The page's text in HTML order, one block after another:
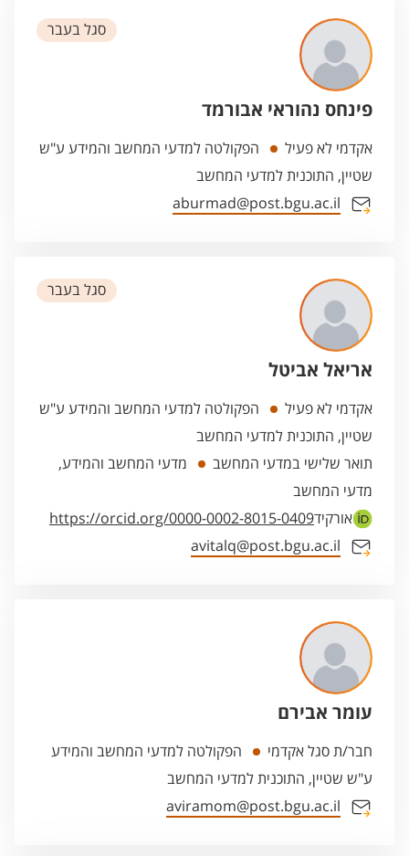
פינחס נהוראי אבורמד
סגל בעבר
אקדמי לא פעיל
הפקולטה למדעי המחשב והמידע ע"ש
שטיין, התוכנית למדעי המחשב
aburmad@post.bgu.ac.il
אריאל אביטל
סגל בעבר
אקדמי לא פעיל
הפקולטה למדעי המחשב והמידע ע"ש
שטיין, התוכנית למדעי המחשב
תואר שלישי במדעי המחשב
מדעי המחשב והמידע,
מדעי המחשב
אורקידhttps://orcid.org/0000-0002-8015-0409
avitalq@post.bgu.ac.il
עומר אבירם
חבר/ת סגל אקדמי
הפקולטה למדעי המחשב והמידע
ע"ש שטיין, התוכנית למדעי המחשב
aviramom@post.bgu.ac.il